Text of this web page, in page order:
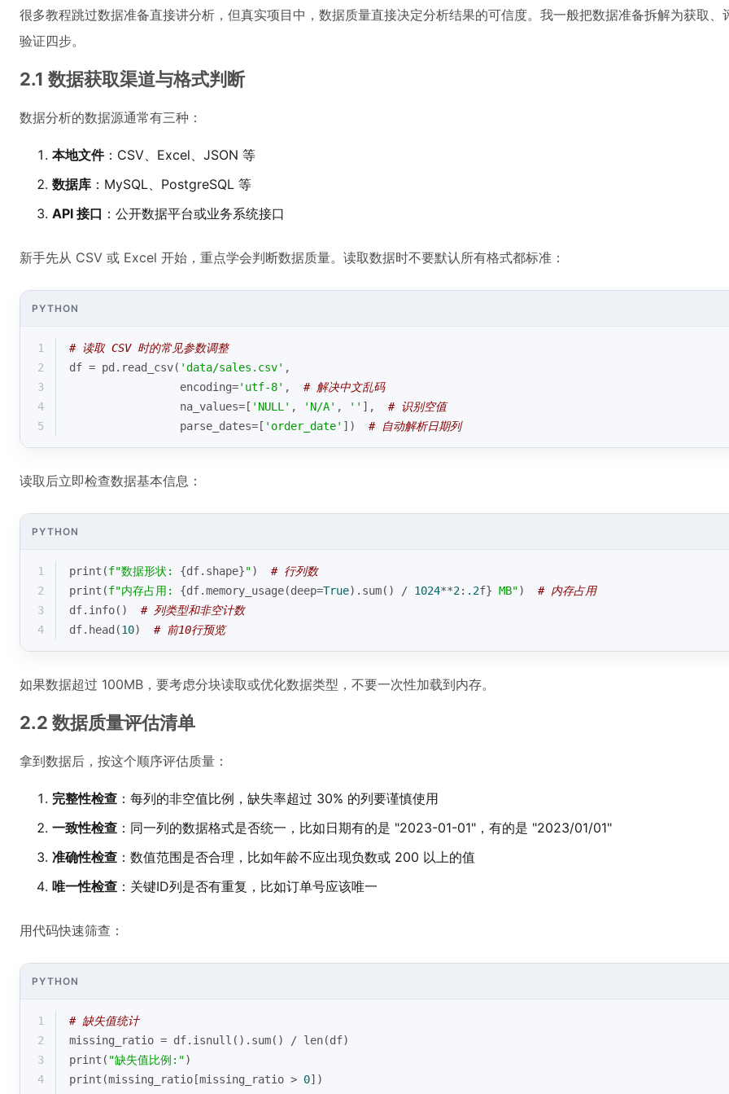
很多教程跳过数据准备直接讲分析，但真实项目中，数据质量直接决定分析结果的可信度。我一般把数据准备拆解为获取、
验证四步。
2.1 数据获取渠道与格式判断
数据分析的数据源通常有三种：
本地文件：CSV、Excel、JSON 等
数据库 ：MySQL、PostgreSQL 等
API 接口 ：公开数据平台或业务系统接口
新手先从 CSV 或 Excel 开始，重点学会判断数据质量。读取数据时不要默认所有格式都标准：
PYTHON
1
# 读取 CSV 时的常见参数调整
2
df = pd.read_csv( 'data/sales.csv' ,
3
                 encoding=
'utf-8' , # 解决中文乱码
4
                 na_values=[
'NULL' , 'N/A' , '' ], # 识别空值
5
                 parse_dates=[
'order_date' ]) # 自动解析日期列
读取后立即检查数据基本信息：
PYTHON
1 print (f"数据形状: {df.shape}") # 行列数
2
print (f"内存占用: {df.memory_usage(deep=True). sum() / 1024**2: .2f} MB") # 内存占用
3
df.info() # 列类型和非空计数
4
df.head(10) # 前10行预览
如果数据超过 100MB，要考虑分块读取或优化数据类型，不要一次性加载到内存。
2.2 数据质量评估清单
拿到数据后，按这个顺序评估质量：
完整性检查 ：每列的非空值比例，缺失率超过 30% 的列要谨慎使用
一致性检查 ：同一列的数据格式是否统一，比如日期有的是 "2023-01-01"，有的是 "2023/01/01"
准确性检查 ：数值范围是否合理，比如年龄不应出现负数或 200 以上的值
唯一性检查 ：关键ID列是否有重复，比如订单号应该唯一
用代码快速筛查：
PYTHON
1
# 缺失值统计
2
missing_ratio = df.isnull(). sum() / len(df)
3
print ( "缺失值比例:")
4
print (missing_ratio[missing_ratio > 0])